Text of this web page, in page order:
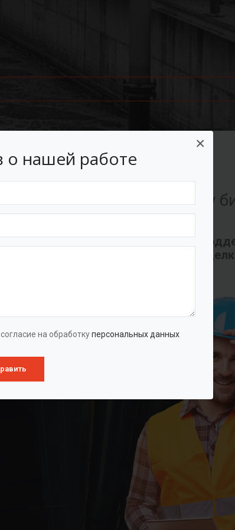
о нашей работе
на обработкуперсональных данных
×
подходящих вашему
и договор